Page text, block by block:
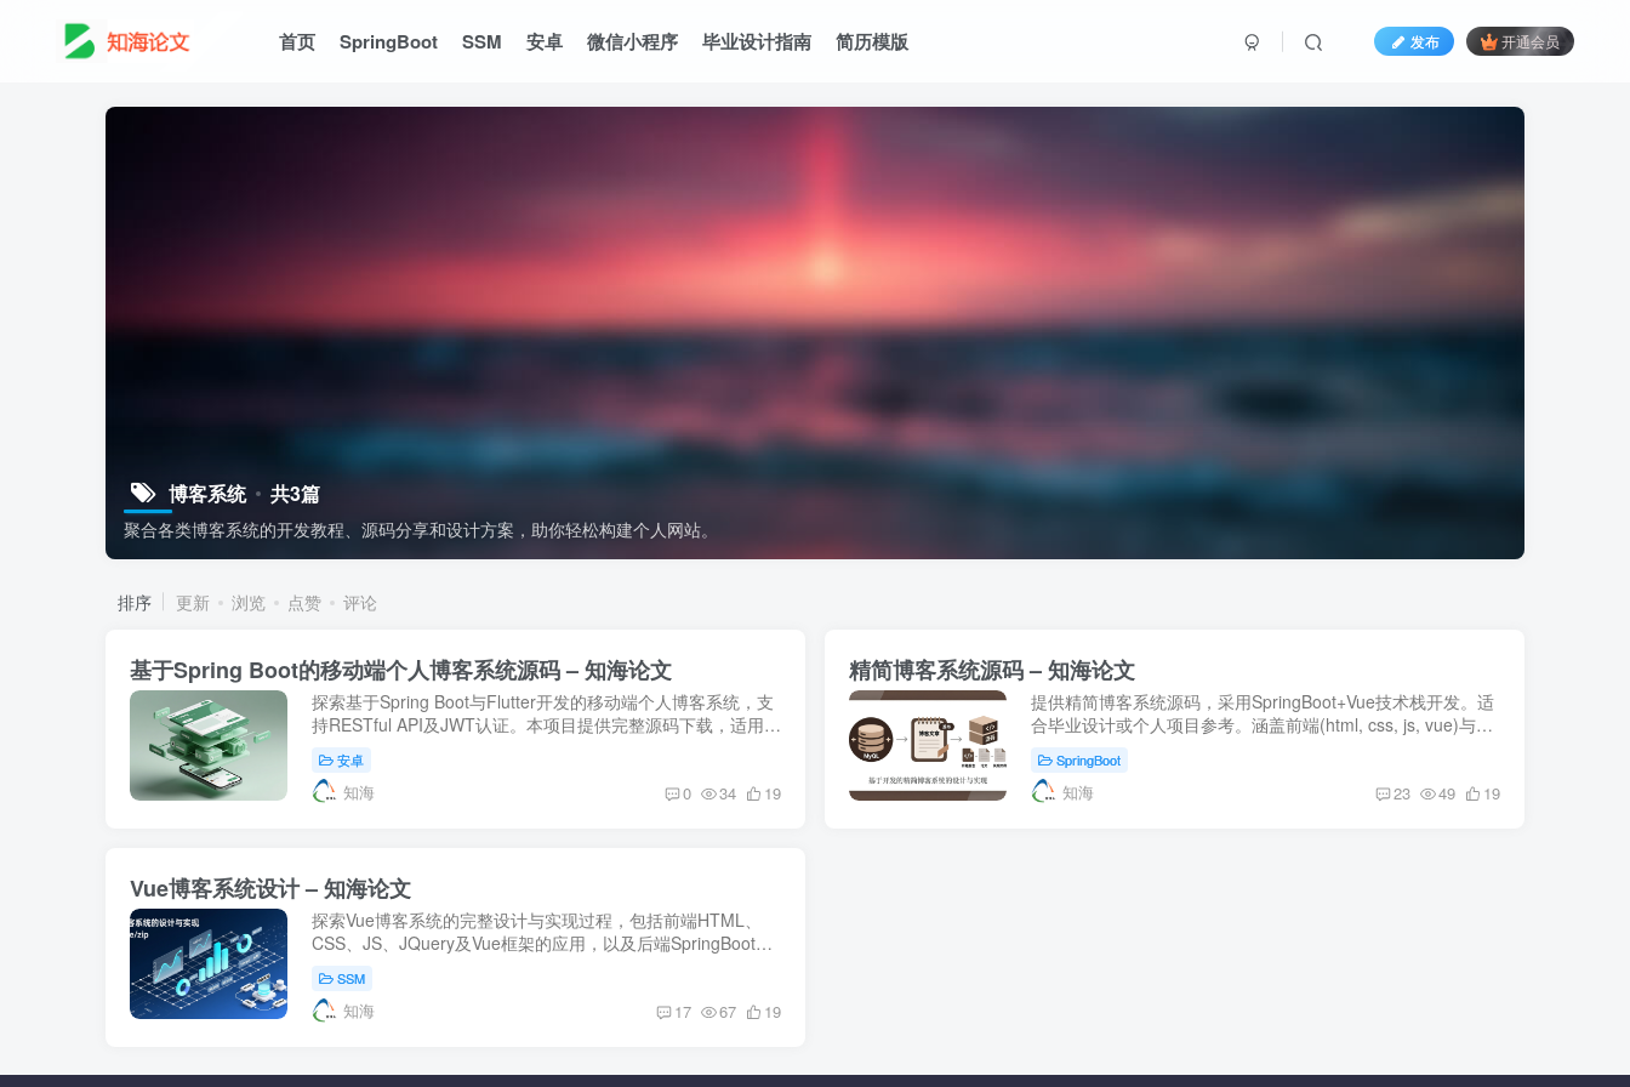
首页 SpringBoot SSM 安卓 微信小程序 毕业设计指南 简历模版 发布 开通会员
博客系统 共3篇
聚合各类博客系统的开发教程、源码分享和设计方案，助你轻松构建个人网站。
排序 更新 浏览 点赞 评论
基于Spring Boot的移动端个人博客系统源码 – 知海论文
探索基于Spring Boot与Flutter开发的移动端个人博客系统，支
持RESTful API及JWT认证。本项目提供完整源码下载，适用于
本编辑器和多端数...
安卓
知海 0 34 19
精简博客系统源码 – 知海论文
提供精简博客系统源码，采用SpringBoot+Vue技术栈开发。适
合毕业设计或个人项目参考。涵盖前端(html, css, js, vue)与后
MyBatis数据...
SpringBoot
知海 23 49 19
Vue博客系统设计 – 知海论文
探索Vue博客系统的完整设计与实现过程，包括前端HTML、
CSS、JS、JQuery及Vue框架的应用，以及后端SpringBoot和
分享与交流。【知海论文...
SSM
知海 17 67 19